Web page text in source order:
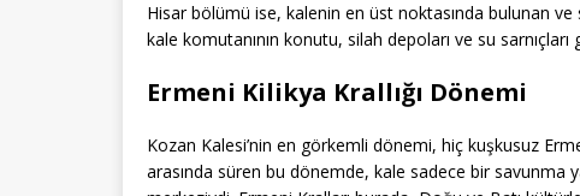
Hisar bölümü ise, kalenin en üst noktasında bulunan ve
kale komutanının konutu, silah depoları ve su
Ermeni Kilikya Krallığı Dönemi
Kozan Kalesi’nin en görkemli dönemi, hiç kuşkusuz
arasında süren bu dönemde, kale sadece bir savunma